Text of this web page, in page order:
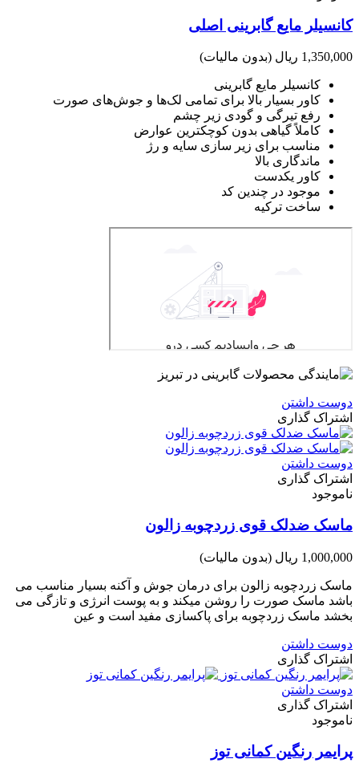
کانسیلر مایع گابرینی اصلی
1,350,000 ریال (بدون مالیات)
کانسیلر مایع گابرینی
کاور بسیار بالا برای تمامی لک‌ها و جوش‌های صورت
رفع تیرگی و گودی زیر چشم
کاملاً گیاهی بدون کوچکترین عوارض
مناسب برای زیر سازی سایه و رژ
ماندگاری بالا
کاور یکدست
موجود در چندین کد
ساخت ترکیه
دوست داشتن
اشتراک گذاری
دوست داشتن
اشتراک گذاری
ناموجود
ماسک ضدلک قوی زردچوبه زالون
1,000,000 ریال (بدون مالیات)
ماسک زردچوبه زالون برای درمان جوش و آکنه بسیار مناسب می
باشد ماسک صورت را روشن میکند و به پوست انرژی و تازگی می
بخشد ماسک زردچوبه برای پاکسازی مفید است و عین
دوست داشتن
اشتراک گذاری
دوست داشتن
اشتراک گذاری
ناموجود
پرایمر رنگین کمانی توز